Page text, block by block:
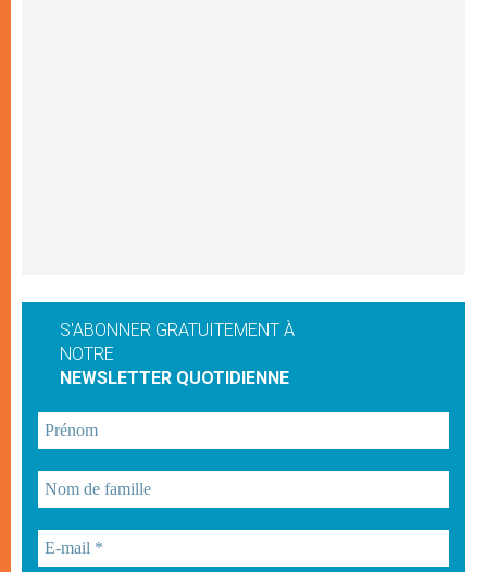
S'ABONNER GRATUITEMENT À
NOTRE
NEWSLETTER QUOTIDIENNE